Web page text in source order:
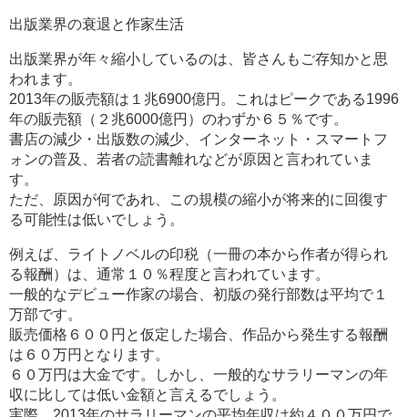
出版業界の衰退と作家生活
出版業界が年々縮小しているのは、皆さんもご存知かと思
われます。
2013年の販売額は１兆6900億円。これはピークである1996
年の販売額（２兆6000億円）のわずか６５％です。
書店の減少・出版数の減少、インターネット・スマートフ
ォンの普及、若者の読書離れなどが原因と言われていま
す。
ただ、原因が何であれ、この規模の縮小が将来的に回復す
る可能性は低いでしょう。
例えば、ライトノベルの印税（一冊の本から作者が得られ
る報酬）は、通常１０％程度と言われています。
一般的なデビュー作家の場合、初版の発行部数は平均で１
万部です。
販売価格６００円と仮定した場合、作品から発生する報酬
は６０万円となります。
６０万円は大金です。しかし、一般的なサラリーマンの年
収に比しては低い金額と言えるでしょう。